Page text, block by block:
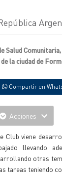
Salud
la ciudad de
Compartir en
Acciones
Club viene
llevando
otras
tareas teniendo